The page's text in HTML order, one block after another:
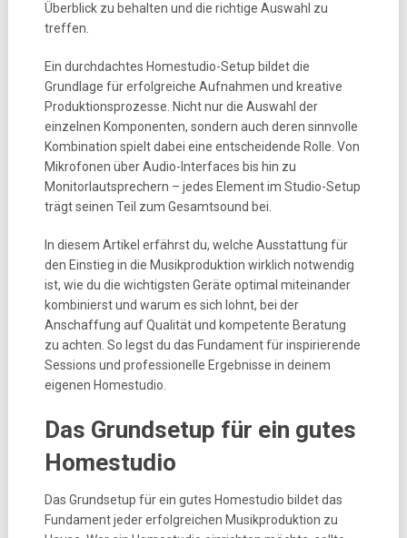
Überblick zu behalten und die richtige Auswahl zu
treffen.
Ein durchdachtes Homestudio-Setup bildet die
Grundlage für erfolgreiche Aufnahmen und kreative
Produktionsprozesse. Nicht nur die Auswahl der
einzelnen Komponenten, sondern auch deren sinnvolle
Kombination spielt dabei eine entscheidende Rolle. Von
Mikrofonen über Audio-Interfaces bis hin zu
Monitorlautsprechern – jedes Element im Studio-Setup
trägt seinen Teil zum Gesamtsound bei.
In diesem Artikel erfährst du, welche Ausstattung für
den Einstieg in die Musikproduktion wirklich notwendig
ist, wie du die wichtigsten Geräte optimal miteinander
kombinierst und warum es sich lohnt, bei der
Anschaffung auf Qualität und kompetente Beratung
zu achten. So legst du das Fundament für inspirierende
Sessions und professionelle Ergebnisse in deinem
eigenen Homestudio.
Das Grundsetup für ein gutes
Homestudio
Das Grundsetup für ein gutes Homestudio bildet das
Fundament jeder erfolgreichen Musikproduktion zu